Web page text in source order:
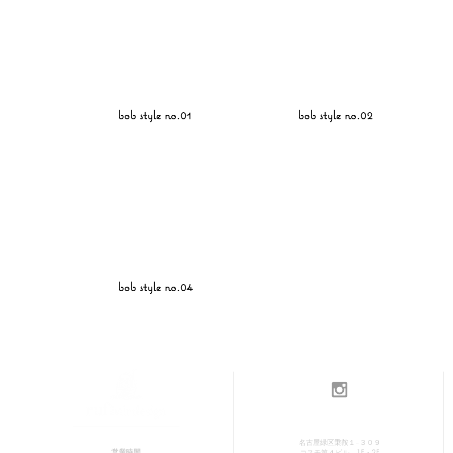
bob style no.04
bob style no.01 bob style no.02
名古屋緑区乗鞍１−３０９